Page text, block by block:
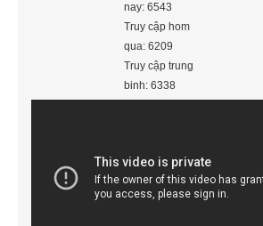
nay: 6543
Truy cập hom
qua: 6209
Truy cập trung
binh: 6338